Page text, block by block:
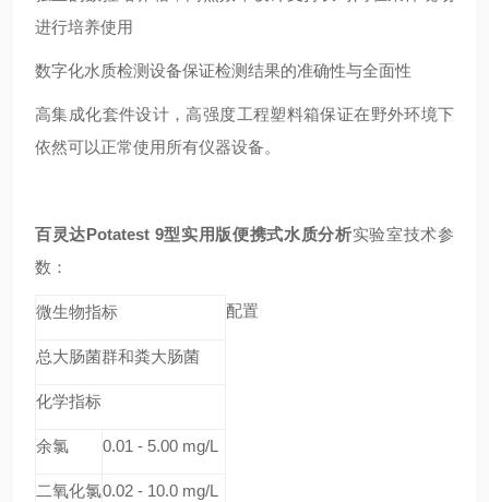
进行培养使用
数字化水质检测设备保证检测结果的准确性与全面性
高集成化套件设计，高强度工程塑料箱保证在野外环境下
依然可以正常使用所有仪器设备。
百灵达Potatest 9型实用版便携式水质分析实验室技术参
数：
微生物指标
总大肠菌群和粪大肠菌
化学指标
余氯 0.01 - 5.00 mg/L
二氧化氯0.02 - 10.0 mg/L
配置